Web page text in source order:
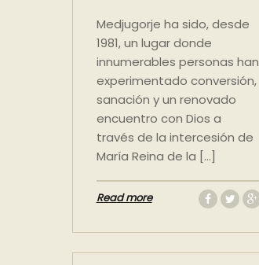
Medjugorje ha sido, desde
1981, un lugar donde
innumerables personas han
experimentado conversión,
sanación y un renovado
encuentro con Dios a
través de la intercesión de
María Reina de la […]
Read more